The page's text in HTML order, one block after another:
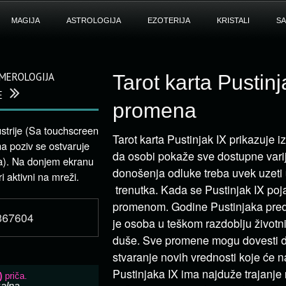
MAGIJA ASTROLOGIJA EZOTERIJA KRISTALI
Tarot karta
promena
Tarot karta Pustinjak IX prikazuje
da osobi pokaže sve dostupne
donošenja odluke treba uvek
trenutka. Kada se Pustinjak IX
promenom. Godine Pustinjaka
je osoba u teškom razdoblju
duše. Sve promene mogu dovesti
stvaranje novih vrednosti koje će
Pustinjaka IX ima najduže
(Sa touchscreen
poziv se ostvaruje
Na donjem ekranu
aktivni na mreži.